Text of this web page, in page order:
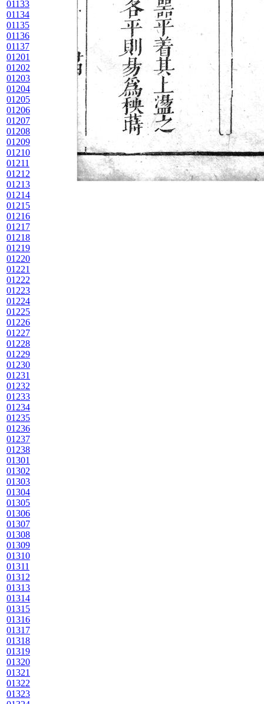
01133
01134
01135
01136
01137
01201
01202
01203
01204
01205
01206
01207
01208
01209
01210
01211
01212
01213
01214
01215
01216
01217
01218
01219
01220
01221
01222
01223
01224
01225
01226
01227
01228
01229
01230
01231
01232
01233
01234
01235
01236
01237
01238
01301
01302
01303
01304
01305
01306
01307
01308
01309
01310
01311
01312
01313
01314
01315
01316
01317
01318
01319
01320
01321
01322
01323